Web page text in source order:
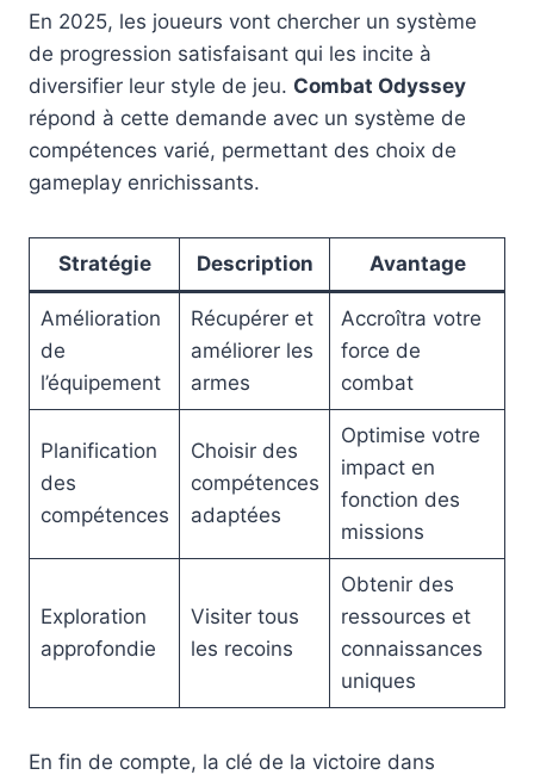
En 2025, les joueurs vont chercher un système
de progression satisfaisant qui les incite à
diversifier leur style de jeu. Combat Odyssey
répond à cette demande avec un système de
compétences varié, permettant des choix de
gameplay enrichissants.
Stratégie Description Avantage
Amélioration
de
l’équipement
Récupérer et
améliorer les
armes
Accroîtra votre
force de
combat
Planification
des
compétences
Choisir des
compétences
adaptées
Optimise votre
impact en
fonction des
missions
Exploration
approfondie
Visiter tous
les recoins
Obtenir des
ressources et
connaissances
uniques
En fin de compte, la clé de la victoire dans